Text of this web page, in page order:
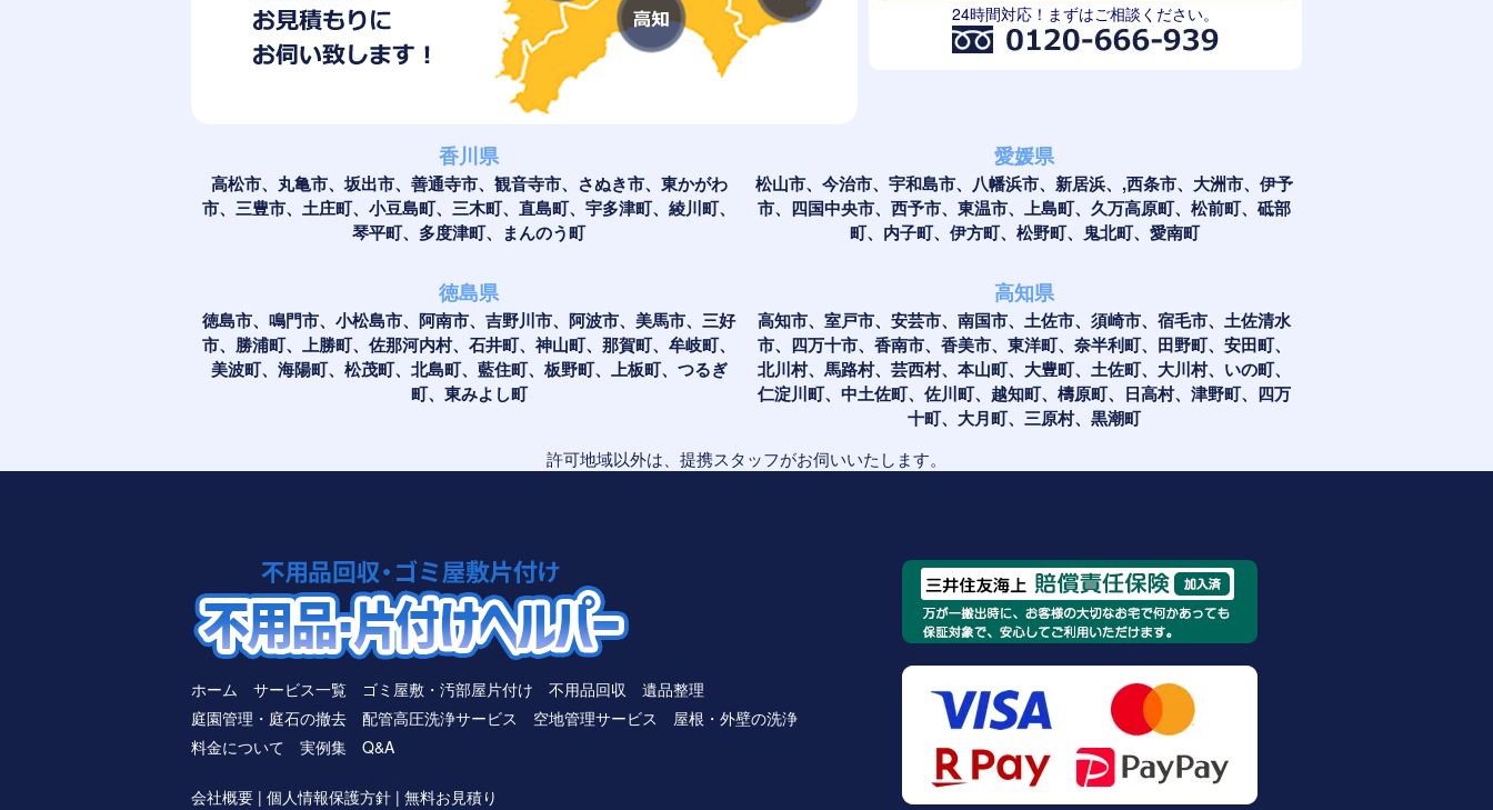
24時間対応！まずはご相談ください。
香川県
高松市、丸亀市、坂出市、善通寺市、観音寺市、さぬき市、東かがわ
市、三豊市、土庄町、小豆島町、三木町、直島町、宇多津町、綾川町、
琴平町、多度津町、まんのう町
愛媛県
松山市、今治市、宇和島市、八幡浜市、新居浜、,西条市、大洲市、伊予
市、四国中央市、西予市、東温市、上島町、久万高原町、松前町、砥部
町、内子町、伊方町、松野町、鬼北町、愛南町
徳島県
徳島市、鳴門市、小松島市、阿南市、吉野川市、阿波市、美馬市、三好
市、勝浦町、上勝町、佐那河内村、石井町、神山町、那賀町、牟岐町、
美波町、海陽町、松茂町、北島町、藍住町、板野町、上板町、つるぎ
町、東みよし町
高知県
高知市、室戸市、安芸市、南国市、土佐市、須崎市、宿毛市、土佐清水
市、四万十市、香南市、香美市、東洋町、奈半利町、田野町、安田町、
北川村、馬路村、芸西村、本山町、大豊町、土佐町、大川村、いの町、
仁淀川町、中土佐町、佐川町、越知町、檮原町、日高村、津野町、四万
十町、大月町、三原村、黒潮町
許可地域以外は、提携スタッフがお伺いいたします。
ホーム サービス一覧 ゴミ屋敷・汚部屋片付け 不用品回収
遺品整理
庭園管理・庭石の撤去
配管高圧洗浄サービス 空地管理サービス
屋根・外壁の洗浄
料金について
実例集 Q&A
会社概要 | 個人情報保護方針 | 無料お見積り